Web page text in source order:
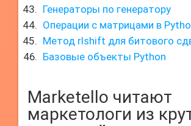
Генераторы по генератору
Операции с матрицами в
Метод rlshift для битового
Базовые объекты Python
Marketello читают
маркетологи из